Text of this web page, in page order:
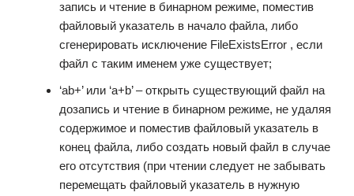
запись и чтение в бинарном режиме, поместив
файловый указатель в начало файла, либо
сгенерировать исключение FileExistsError , если
файл с таким именем уже существует;
‘ab+’ или ‘a+b’ – открыть существующий файл на
дозапись и чтение в бинарном режиме, не удаляя
содержимое и поместив файловый указатель в
конец файла, либо создать новый файл в случае
его отсутствия (при чтении следует не забывать
перемещать файловый указатель в нужную